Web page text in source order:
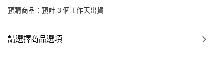
預購商品：預計 3 個工作天出貨
請選擇商品選項